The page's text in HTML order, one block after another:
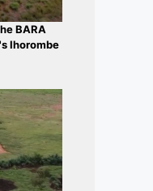
BARA
Ihorombe